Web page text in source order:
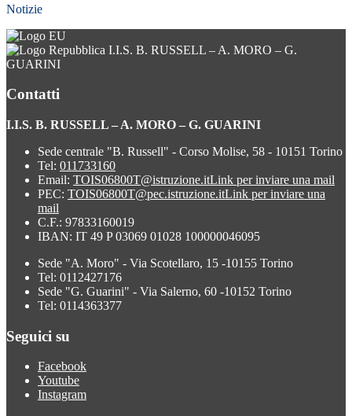
Notizie
I.I.S. B. RUSSELL – A. MORO – G.
GUARINI
Contatti
I.I.S. B. RUSSELL – A. MORO – G. GUARINI
Sede centrale "B. Russell" - Corso Molise, 58 - 10151 Torino
Tel: 011733160
Email: TOIS06800T@istruzione.itLink per inviare una mail
PEC: TOIS06800T@pec.istruzione.itLink per inviare una
mail
C.F.: 97833160019
IBAN: IT 49 P 03069 01028 100000046095
Sede "A. Moro" - Via Scotellaro, 15 -10155 Torino
Tel: 0112427176
Sede "G. Guarini" - Via Salerno, 60 -10152 Torino
Tel: 0114363377
Seguici su
Facebook
Youtube
Instagram